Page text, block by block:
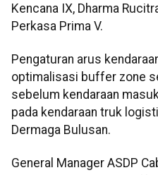
Kencana IX, Dharma
Perkasa Prima V.
Pengaturan arus
optimalisasi buffer zone
sebelum kendaraan
pada kendaraan truk
Dermaga Bulusan.
General Manager ASDP